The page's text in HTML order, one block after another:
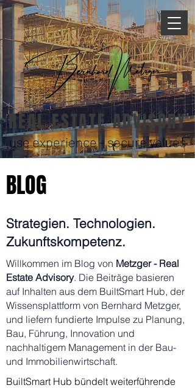
use experience - secure values
REAL ESTATE ADVISORY
BLOG
Strategien. Technologien.
Zukunftskompetenz.
Willkommen im Blog von Metzger - Real
Estate Advisory. Die Beiträge basieren
auf Inhalten aus dem BuiltSmart Hub, der
Wissensplattform von Bernhard Metzger,
und liefern fundierte Impulse zu Planung,
Bau, Führung, Innovation und
nachhaltigem Management in der Bau-
und Immobilienwirtschaft.
BuiltSmart Hub bündelt weiterführende